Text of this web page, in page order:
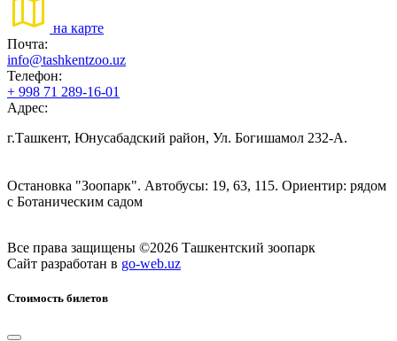
на карте
Почта:
info@tashkentzoo.uz
Телефон:
+ 998 71 289-16-01
Адрес:
г.Ташкент, Юнусабадский район, Ул. Богишамол 232-А.
Остановка "Зоопарк". Автобусы: 19, 63, 115. Ориентир: рядом
с Ботаническим садом
Все права защищены ©2026 Ташкентский зоопарк
Сайт разработан в go-web.uz
Стоимость билетов